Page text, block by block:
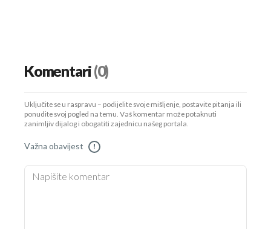
Komentari(0)
Uključite se u raspravu – podijelite svoje mišljenje, postavite pitanja ili
ponudite svoj pogled na temu. Vaš komentar može potaknuti
zanimljiv dijalog i obogatiti zajednicu našeg portala.
Važna obavijest !